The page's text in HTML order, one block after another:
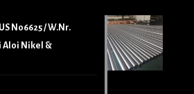
N06625 / W.Nr.
Aloi Nikel &